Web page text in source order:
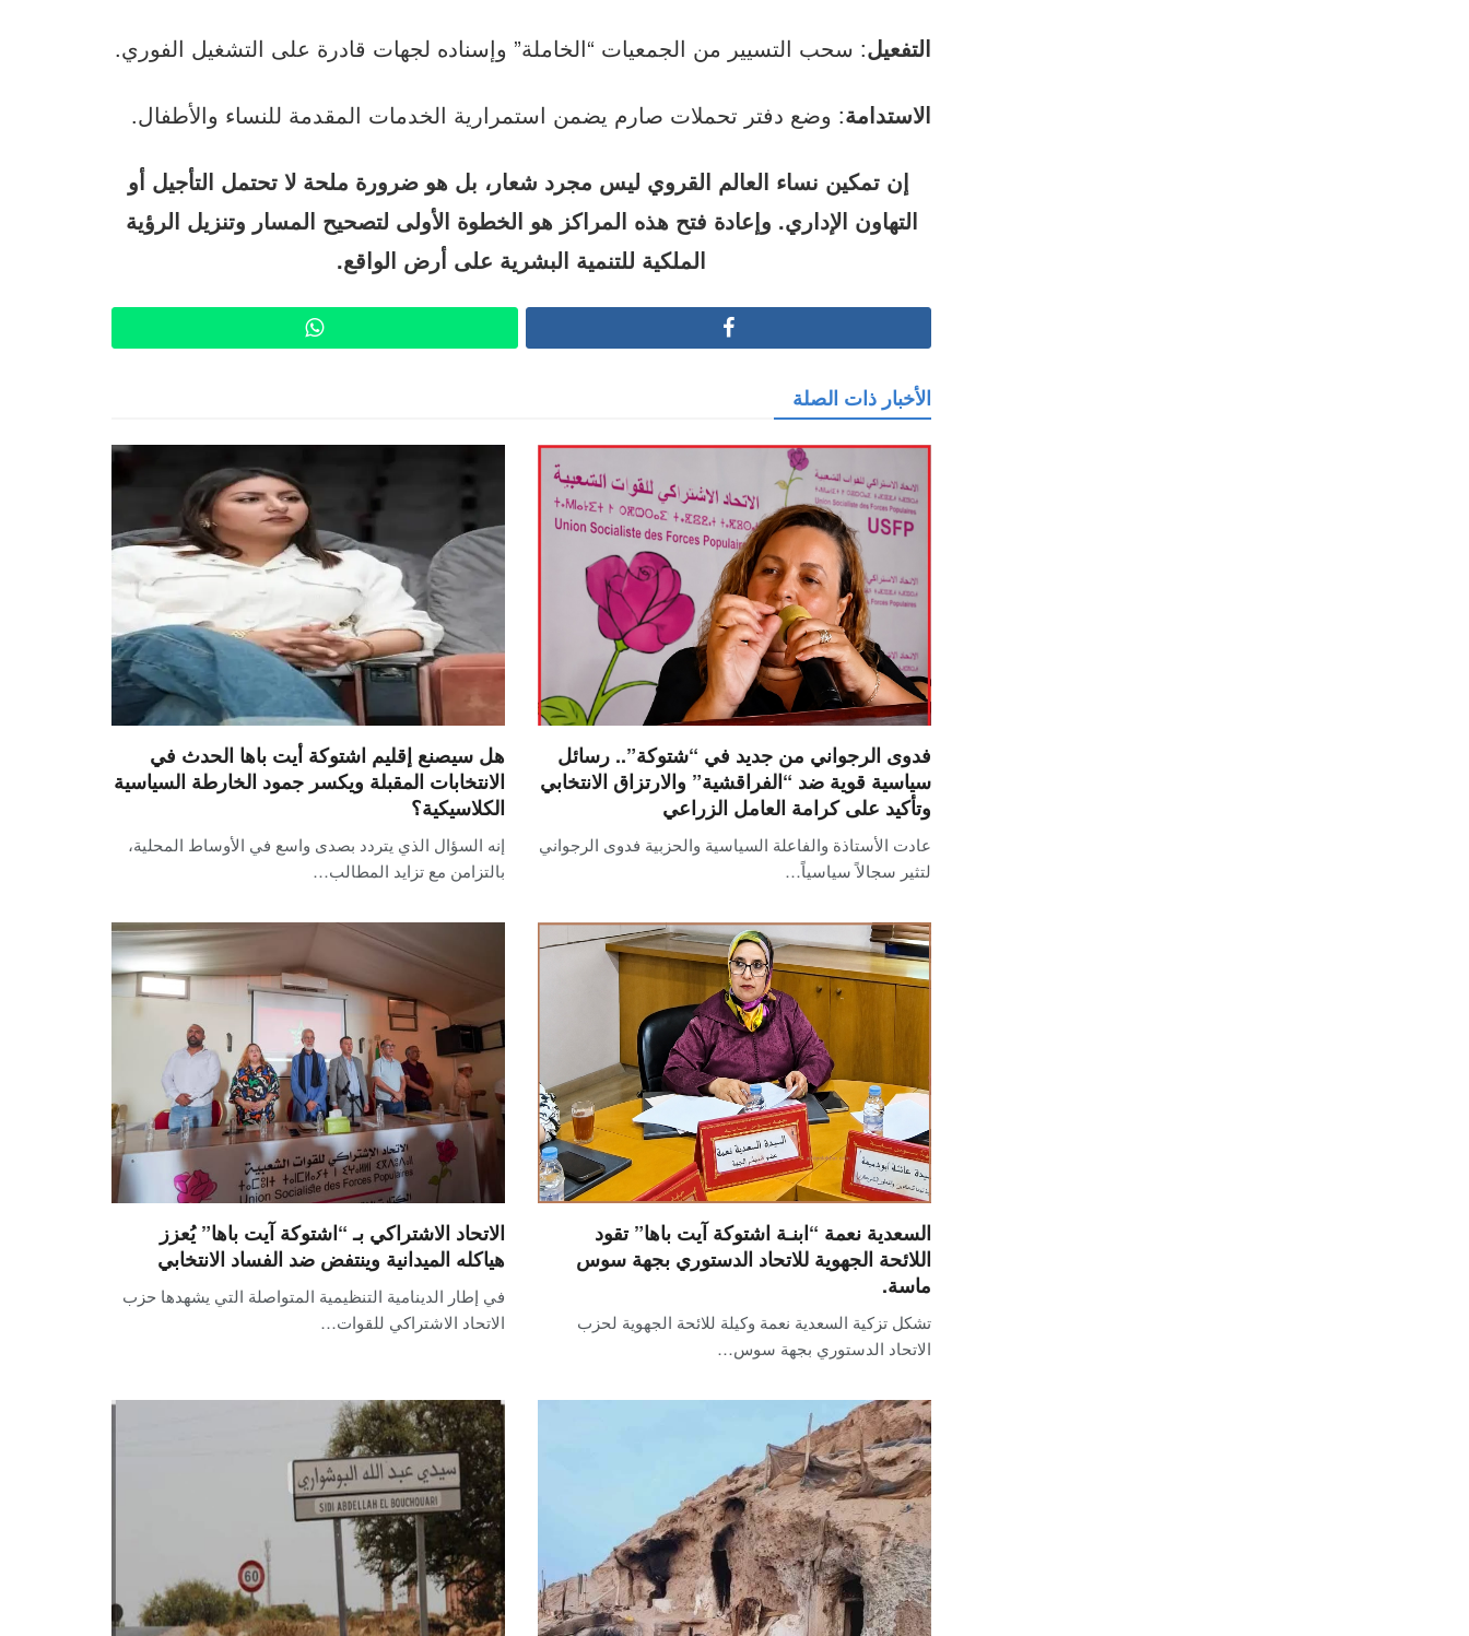
التفعيل: سحب التسيير من الجمعيات “الخاملة” وإسناده لجهات قادرة على التشغيل الفوري.
الاستدامة: وضع دفتر تحملات صارم يضمن استمرارية الخدمات المقدمة للنساء والأطفال.
إن تمكين نساء العالم القروي ليس مجرد شعار، بل هو ضرورة ملحة لا تحتمل التأجيل أو
التهاون الإداري. وإعادة فتح هذه المراكز هو الخطوة الأولى لتصحيح المسار وتنزيل الرؤية
الملكية للتنمية البشرية على أرض الواقع.
الأخبار ذات الصلة
فدوى الرجواني من جديد في “شتوكة”.. رسائل
سياسية قوية ضد “الفراقشية” والارتزاق الانتخابي
وتأكيد على كرامة العامل الزراعي
عادت الأستاذة والفاعلة السياسية والحزبية فدوى الرجواني
لتثير سجالاً سياسياً…
هل سيصنع إقليم اشتوكة أيت باها الحدث في
الانتخابات المقبلة ويكسر جمود الخارطة السياسية
الكلاسيكية؟
إنه السؤال الذي يتردد بصدى واسع في الأوساط المحلية،
بالتزامن مع تزايد المطالب…
السعدية نعمة “ابنـة اشتوكة آيت باها” تقود
اللائحة الجهوية للاتحاد الدستوري بجهة سوس
ماسة.
تشكل تزكية السعدية نعمة وكيلة للائحة الجهوية لحزب
الاتحاد الدستوري بجهة سوس…
الاتحاد الاشتراكي بـ “اشتوكة آيت باها” يُعزز
هياكله الميدانية وينتفض ضد الفساد الانتخابي
في إطار الدينامية التنظيمية المتواصلة التي يشهدها حزب
الاتحاد الاشتراكي للقوات…